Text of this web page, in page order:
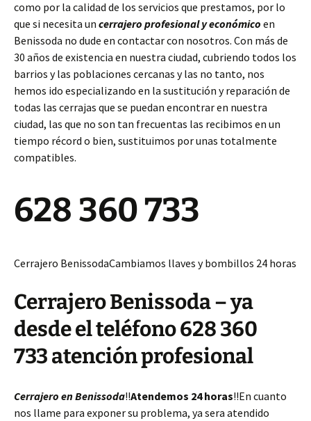
como por la calidad de los servicios que prestamos, por lo
que si necesita un cerrajero profesional y económico en
Benissoda no dude en contactar con nosotros. Con más de
30 años de existencia en nuestra ciudad, cubriendo todos los
barrios y las poblaciones cercanas y las no tanto, nos
hemos ido especializando en la sustitución y reparación de
todas las cerrajas que se puedan encontrar en nuestra
ciudad, las que no son tan frecuentas las recibimos en un
tiempo récord o bien, sustituimos por unas totalmente
compatibles.
628 360 733
Cerrajero BenissodaCambiamos llaves y bombillos 24 horas
Cerrajero Benissoda – ya
desde el teléfono 628 360
733 atención profesional
Cerrajero en Benissoda!!Atendemos 24 horas!!En cuanto
nos llame para exponer su problema, ya sera atendido